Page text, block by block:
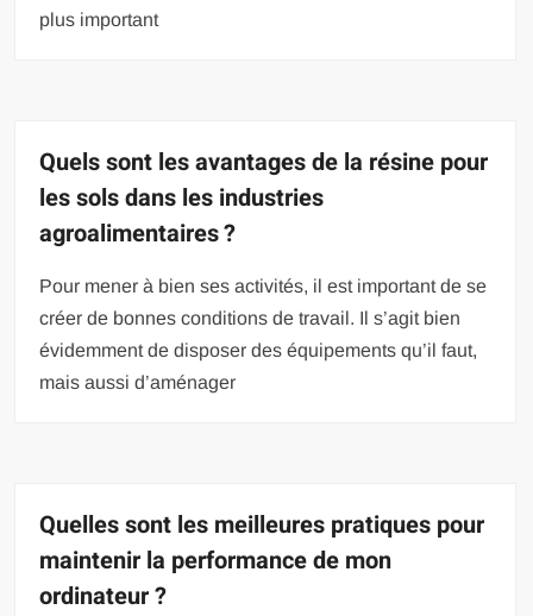
plus important
Quels sont les avantages de la résine pour
les sols dans les industries
agroalimentaires ?
Pour mener à bien ses activités, il est important de se
créer de bonnes conditions de travail. Il s’agit bien
évidemment de disposer des équipements qu’il faut,
mais aussi d’aménager
Quelles sont les meilleures pratiques pour
maintenir la performance de mon
ordinateur ?